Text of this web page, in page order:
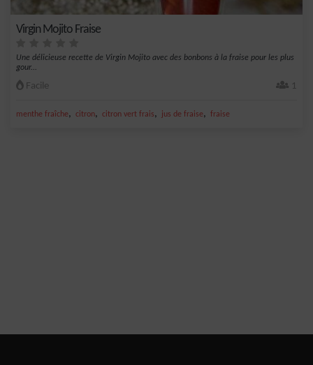
Virgin Mojito Fraise
Une délicieuse recette de Virgin Mojito avec des bonbons à la fraise pour les plus
gour...
Facile 1
menthe fraîche, citron, citron vert frais, jus de fraise, fraise